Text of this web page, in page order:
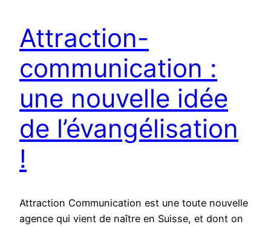
Attraction-
communication :
une nouvelle idée
de l’évangélisation
!
Attraction Communication est une toute nouvelle
agence qui vient de naître en Suisse, et dont on